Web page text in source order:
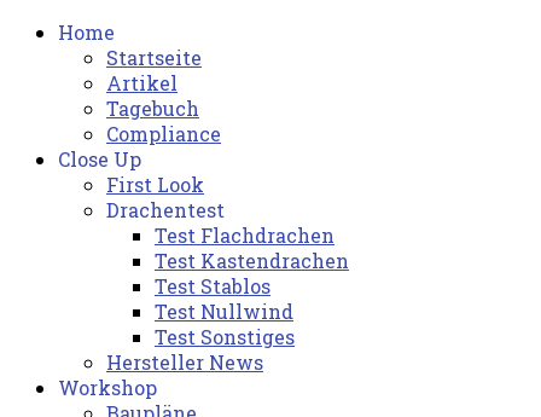
Home
Startseite
Artikel
Tagebuch
Compliance
Close Up
First Look
Drachentest
Test Flachdrachen
Test Kastendrachen
Test Stablos
Test Nullwind
Test Sonstiges
Hersteller News
Workshop